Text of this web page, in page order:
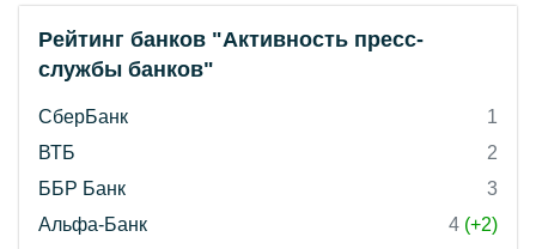
Рейтинг банков "Активность пресс-
службы банков"
СберБанк
1
ВТБ
2
ББР Банк
3
Альфа-Банк
4 (+2)